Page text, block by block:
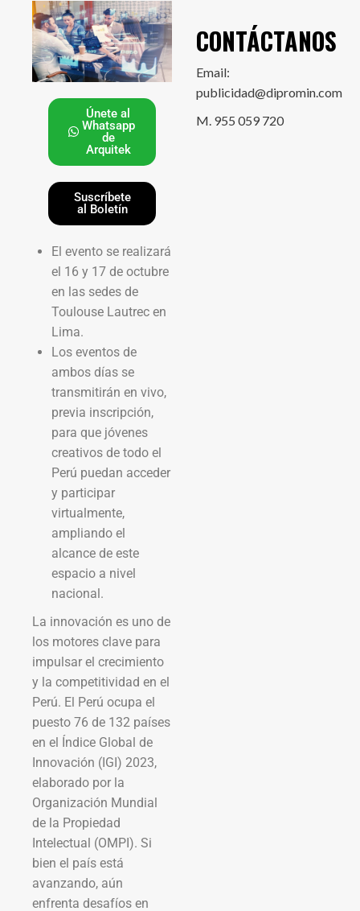
Únete al
Whatsapp
de
Arquitek
Suscríbete
al Boletín
El evento se realizará
el 16 y 17 de octubre
en las sedes de
Toulouse Lautrec en
Lima.
Los eventos de
ambos días se
transmitirán en vivo,
previa inscripción,
para que jóvenes
creativos de todo el
Perú puedan acceder
y participar
virtualmente,
ampliando el
alcance de este
espacio a nivel
nacional.
La innovación es uno de
los motores clave para
impulsar el crecimiento
y la competitividad en el
Perú. El Perú ocupa el
puesto 76 de 132 países
en el Índice Global de
Innovación (IGI) 2023,
elaborado por la
Organización Mundial
de la Propiedad
Intelectual (OMPI). Si
bien el país está
avanzando, aún
enfrenta desafíos en
CONTÁCTANOS
Email:
publicidad@dipromin.com
M. 955 059 720